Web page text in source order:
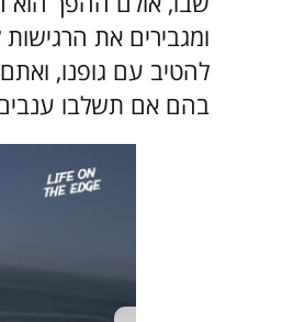
ומגבירים את
בהם אם תשלבו ענבים